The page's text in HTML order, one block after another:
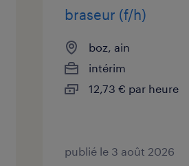
braseur (f/h)
boz, ain
intérim
12,73 € par heure
publié le 3 août 2026